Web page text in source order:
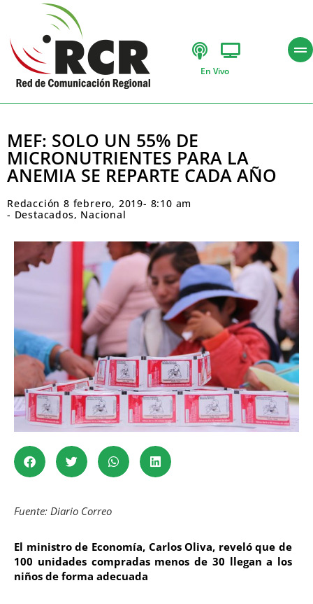
En Vivo
MEF: SOLO UN 55% DE
MICRONUTRIENTES PARA LA
ANEMIA SE REPARTE CADA AÑO
Redacción 8 febrero, 2019- 8:10 am
- Destacados, Nacional
Fuente: Diario Correo
El ministro de Economía, Carlos Oliva, reveló que de
100 unidades compradas menos de 30 llegan a los
niños de forma adecuada